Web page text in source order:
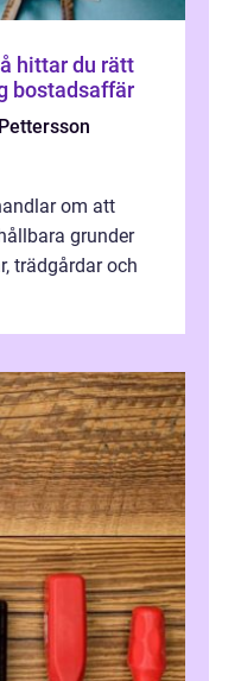
hittar du rätt
bostadsaffär
om att
grunder
trädgårdar och